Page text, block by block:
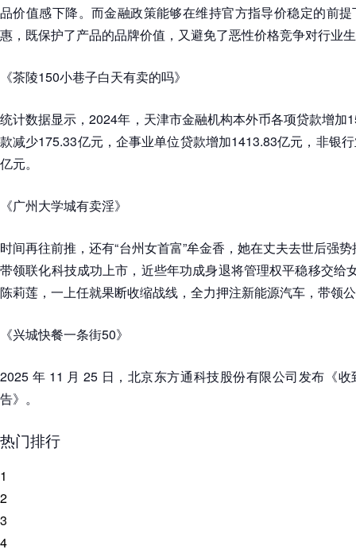
品价值感下降。而金融政策能够在维持官方指导价稳定的前
惠，既保护了产品的品牌价值，又避免了恶性价格竞争对行业
《茶陵150小巷子白天有卖的吗》
统计数据显示，2024年，天津市金融机构本外币各项贷款增加
款减少175.33亿元，企事业单位贷款增加1413.83亿元，非银
亿元。
《广州大学城有卖淫》
时间再往前推，还有“台州女首富”牟金香，她在丈夫去世后强
带领联化科技成功上市，近些年功成身退将管理权平稳移交给
陈莉莲，一上任就果断收缩战线，全力押注新能源汽车，带
《兴城快餐一条街50》
2025 年 11 月 25 日，北京东方通科技股份有限公司发布《
告》。
热门排行
1
2
3
4